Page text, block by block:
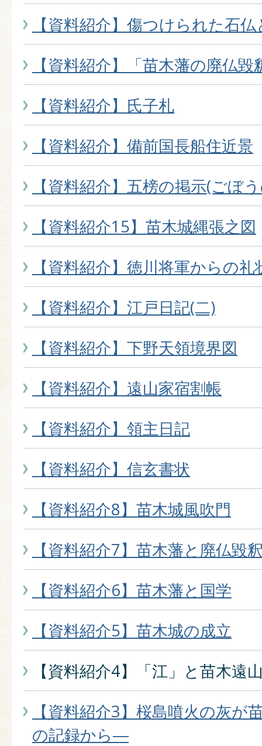
【資料紹介】傷つけられた石
【資料紹介】「苗木藩の廃仏
【資料紹介】氏子札
【資料紹介】備前国長船住近景
【資料紹介】五榜の掲示(ごぼ
【資料紹介15】苗木城縄張之図
【資料紹介】徳川将軍からの礼
【資料紹介】江戸日記(二)
【資料紹介】下野天領境界図
【資料紹介】遠山家宿割帳
【資料紹介】領主日記
【資料紹介】信玄書状
【資料紹介8】苗木城風吹門
【資料紹介7】苗木藩と廃仏毀
【資料紹介6】苗木藩と国学
【資料紹介5】苗木城の成立
【資料紹介4】「江」と苗木遠
【資料紹介3】桜島噴火の灰
の記録から―